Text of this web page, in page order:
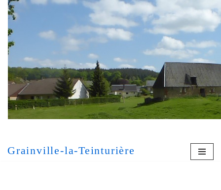
Aller
au
contenu
Grainville-la-Teinturière